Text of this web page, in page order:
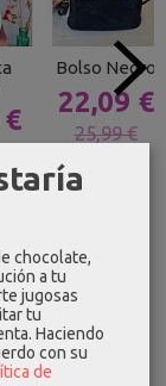
Bolso Negro
22,09 €
25,99 €
chocolate,
a tu
jugosas
tu
Haciendo
con su
de